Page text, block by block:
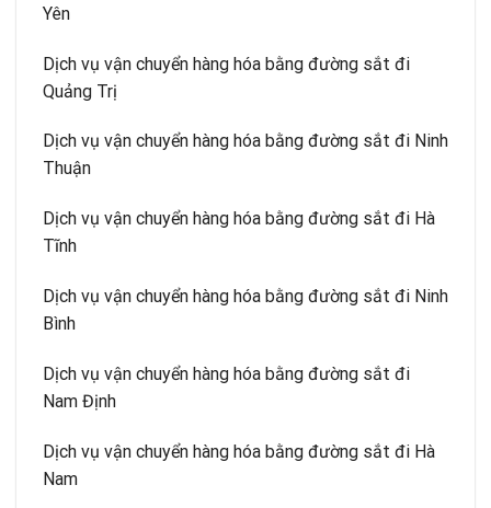
Yên
Dịch vụ vận chuyển hàng hóa bằng đường sắt đi
Quảng Trị
Dịch vụ vận chuyển hàng hóa bằng đường sắt đi Ninh
Thuận
Dịch vụ vận chuyển hàng hóa bằng đường sắt đi Hà
Tĩnh
Dịch vụ vận chuyển hàng hóa bằng đường sắt đi Ninh
Bình
Dịch vụ vận chuyển hàng hóa bằng đường sắt đi
Nam Định
Dịch vụ vận chuyển hàng hóa bằng đường sắt đi Hà
Nam